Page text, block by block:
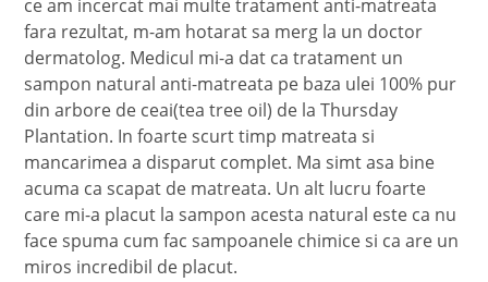
ce am incercat mai multe tratament anti-matreata
fara rezultat, m-am hotarat sa merg la un doctor
dermatolog. Medicul mi-a dat ca tratament un
sampon natural anti-matreata pe baza ulei 100% pur
din arbore de ceai(tea tree oil) de la Thursday
Plantation. In foarte scurt timp matreata si
mancarimea a disparut complet. Ma simt asa bine
acuma ca scapat de matreata. Un alt lucru foarte
care mi-a placut la sampon acesta natural este ca nu
face spuma cum fac sampoanele chimice si ca are un
miros incredibil de placut.